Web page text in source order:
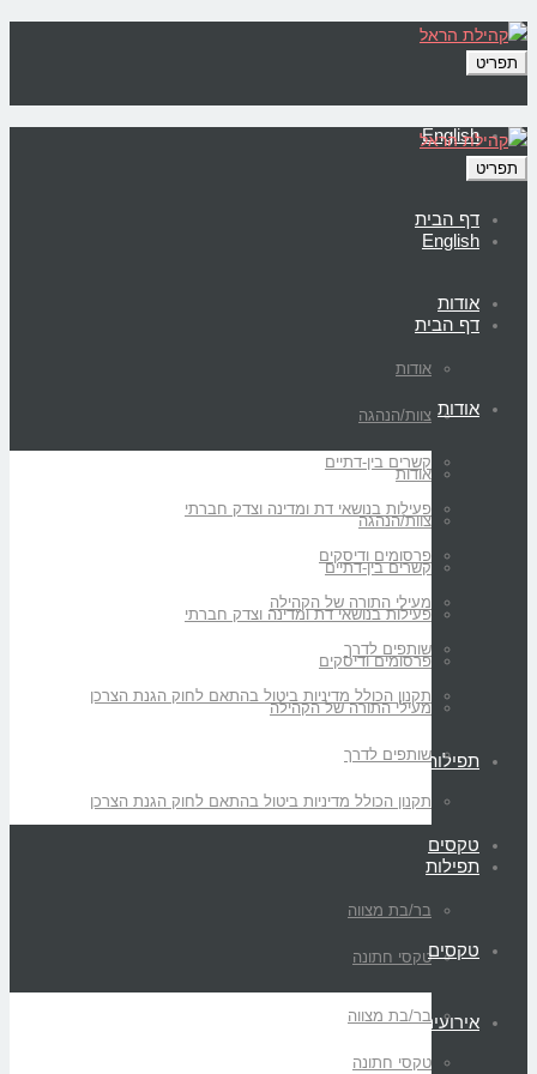
תפריט
English
דף הבית
אודות
אודות
צוות/הנהגה
קשרים בין-דתיים
פעילות בנושאי דת ומדינה וצדק חברתי
פרסומים ודיסקים
מעילי התורה של הקהילה
שותפים לדרך
תקנון הכולל מדיניות ביטול בהתאם לחוק הגנת הצרכן
תפילות
טקסים
בר/בת מצווה
טקסי חתונה
אירועים
תפריט
English
דף הבית
אודות
אודות
צוות/הנהגה
קשרים בין-דתיים
פעילות בנושאי דת ומדינה וצדק חברתי
פרסומים ודיסקים
מעילי התורה של הקהילה
שותפים לדרך
תקנון הכולל מדיניות ביטול בהתאם לחוק הגנת הצרכן
תפילות
טקסים
בר/בת מצווה
טקסי חתונה